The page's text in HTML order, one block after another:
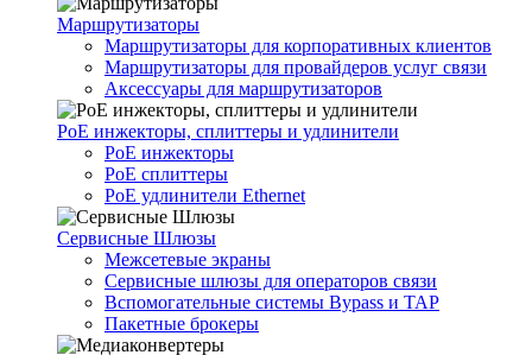
Маршрутизаторы
Маршрутизаторы для корпоративных клиентов
Маршрутизаторы для провайдеров услуг связи
Аксессуары для маршрутизаторов
PoE инжекторы, сплиттеры и удлинители
PoE инжекторы
PoE сплиттеры
PoE удлинители Ethernet
Сервисные Шлюзы
Межсетевые экраны
Сервисные шлюзы для операторов связи
Вспомогательные системы Bypass и TAP
Пакетные брокеры